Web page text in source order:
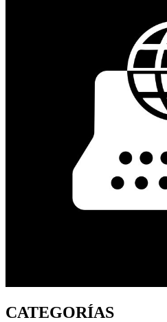
CATEGORÍAS